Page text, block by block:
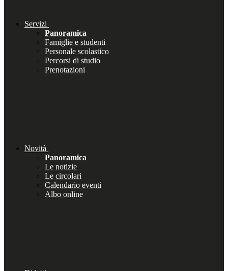
Servizi
Panoramica
Famiglie e studenti
Personale scolastico
Percorsi di studio
Prenotazioni
Novità
Panoramica
Le notizie
Le circolari
Calendario eventi
Albo online